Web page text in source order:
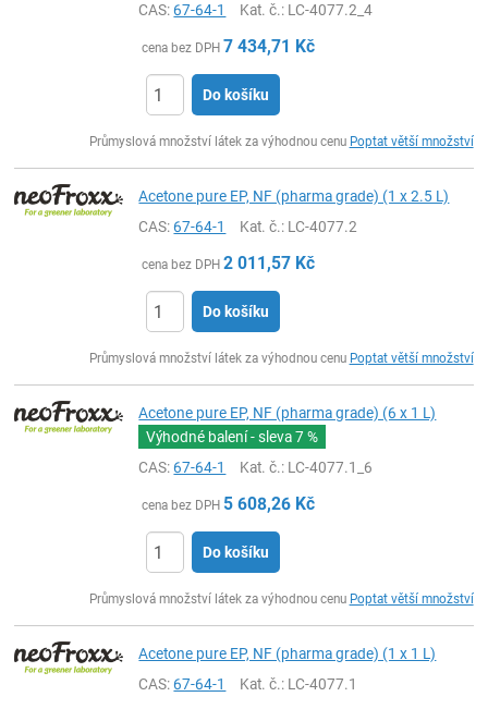
CAS:67-64-1 Kat. č.: LC-4077.2_4
cena bez DPH 7 434,71 Kč
Do košíku
Průmyslová množství látek za výhodnou cenu Poptat větší množství
Acetone pure EP, NF (pharma grade) (1 x 2.5 L)
CAS:67-64-1 Kat. č.: LC-4077.2
cena bez DPH 2 011,57 Kč
Do košíku
Průmyslová množství látek za výhodnou cenu Poptat větší množství
Acetone pure EP, NF (pharma grade) (6 x 1 L)
Výhodné balení - sleva7 %
CAS:67-64-1 Kat. č.: LC-4077.1_6
cena bez DPH 5 608,26 Kč
Do košíku
Průmyslová množství látek za výhodnou cenu Poptat větší množství
Acetone pure EP, NF (pharma grade) (1 x 1 L)
CAS:67-64-1 Kat. č.: LC-4077.1